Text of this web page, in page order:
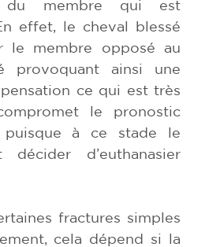
du membre qui est
effet, le cheval blessé
le membre opposé au
provoquant ainsi une
ce qui est très
le pronostic
à ce stade le
d’euthanasier
fractures simples
cela dépend si la